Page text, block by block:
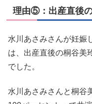
理由⑤：出産直後
水川あさみさんが妊娠
は、出産直後の桐谷美
でした。
水川あさみさんと桐谷